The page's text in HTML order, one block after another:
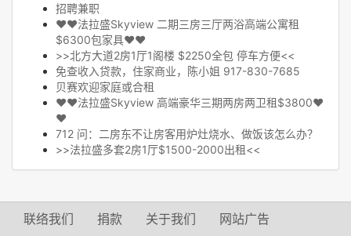
招聘兼职
❤❤法拉盛Skyview 二期三房三厅两浴高端公寓租
$6300包家具❤❤
>>北方大道2房1厅1阁楼 $2250全包 停车方便<<
免查收入贷款，住家商业，陈小姐 917-830-7685
贝赛欢迎家庭或合租
❤❤法拉盛Skyview 高端豪华三期两房两卫租$3800❤
❤
712 问：二房东不让房客用炉灶烧水、做饭该怎么办？
>>法拉盛多套2房1厅$1500-2000出租<<
联络我们 捐款 关于我们 网站广告